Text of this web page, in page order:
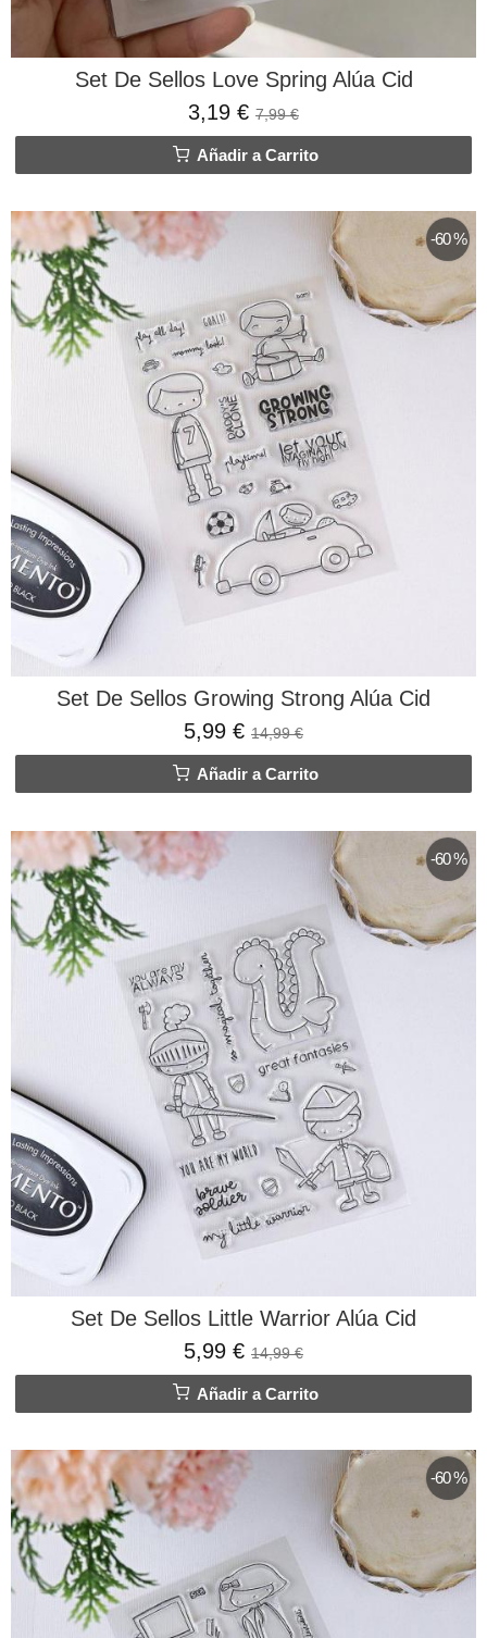
Set De Sellos Love Spring Alúa Cid
3,19 € 7,99 €
Añadir a Carrito
-60 %
Set De Sellos Growing Strong Alúa Cid
5,99 € 14,99 €
Añadir a Carrito
-60 %
Set De Sellos Little Warrior Alúa Cid
5,99 € 14,99 €
Añadir a Carrito
-60 %